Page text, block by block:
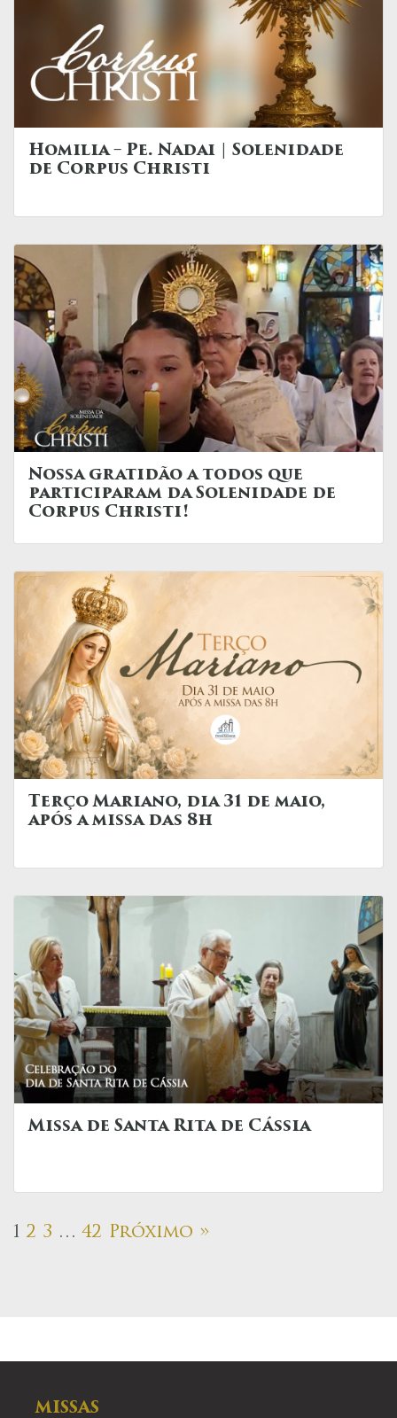
Homilia – Pe. Nadai | Solenidade
de Corpus Christi
Nossa gratidão a todos que
participaram da Solenidade de
Corpus Christi!
Terço Mariano, dia 31 de maio,
após a missa das 8h
Missa de Santa Rita de Cássia
1 2 3 … 42 Próximo »
MISSAS